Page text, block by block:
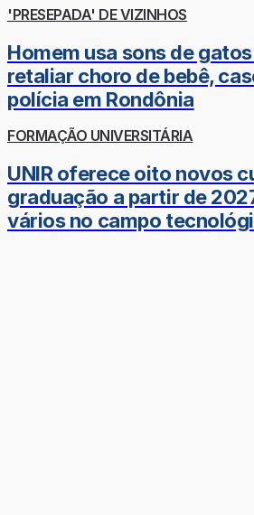
'PRESEPADA' DE VIZINHOS
Homem usa sons de
retaliar choro de bebê,
polícia em Rondônia
FORMAÇÃO UNIVERSITÁRIA
UNIR oferece oito novos
graduação a partir de
vários no campo